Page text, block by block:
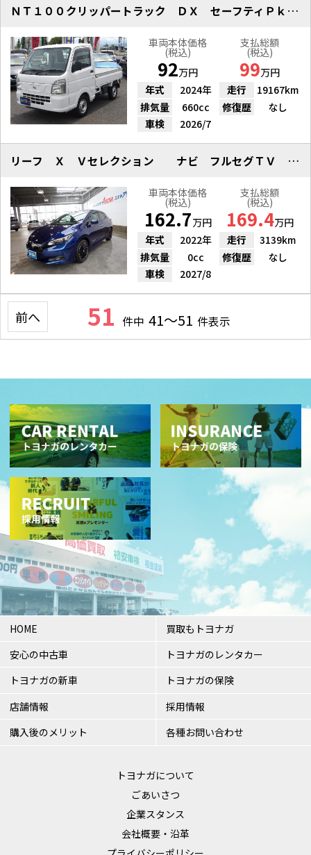
ＮＴ１００クリッパートラック ＤＸ セーフティＰｋｇ ＥＴＣ ワンオーナー
車両本体価格
(税込)
92万円
支払総額
(税込)
99万円
年式
2024年 走行
19167km
排気量
660cc 修復歴
なし
車検
2026/7
リーフ Ｘ Ｖセレクション ナビ フルセグＴＶ 全方位カメラ ＥＴＣ
車両本体価格
(税込)
162.7万円
支払総額
(税込)
169.4万円
年式
2022年 走行
3139km
排気量
0cc 修復歴
なし
車検
2027/8
51 件中 41～51 件表示
前へ
HOME
安心の中古車
トヨナガの新車
店舗情報
購入後のメリット
買取もトヨナガ
トヨナガのレンタカー
トヨナガの保険
採用情報
各種お問い合わせ
トヨナガについて
ごあいさつ
企業スタンス
会社概要・沿革